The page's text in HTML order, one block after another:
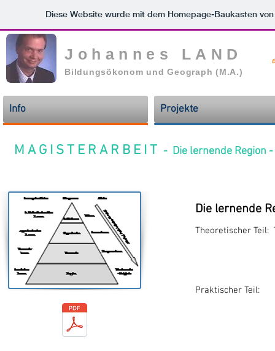
Diese Website wurde mit dem Homepage-Baukasten
Johannes LAND
Bildungsökonom und Geograph (M.A.)
Info Projekte
M A G I S T E R A R B E I T - Die lernende
Die lernende
Theoretischer Teil:
Praktischer Teil: